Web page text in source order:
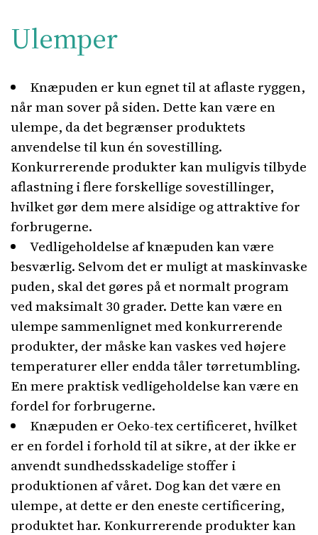
Ulemper
Knæpuden er kun egnet til at aflaste ryggen,
når man sover på siden. Dette kan være en
ulempe, da det begrænser produktets
anvendelse til kun én sovestilling.
Konkurrerende produkter kan muligvis tilbyde
aflastning i flere forskellige sovestillinger,
hvilket gør dem mere alsidige og attraktive for
forbrugerne.
Vedligeholdelse af knæpuden kan være
besværlig. Selvom det er muligt at maskinvaske
puden, skal det gøres på et normalt program
ved maksimalt 30 grader. Dette kan være en
ulempe sammenlignet med konkurrerende
produkter, der måske kan vaskes ved højere
temperaturer eller endda tåler tørretumbling.
En mere praktisk vedligeholdelse kan være en
fordel for forbrugerne.
Knæpuden er Oeko-tex certificeret, hvilket
er en fordel i forhold til at sikre, at der ikke er
anvendt sundhedsskadelige stoffer i
produktionen af våret. Dog kan det være en
ulempe, at dette er den eneste certificering,
produktet har. Konkurrerende produkter kan